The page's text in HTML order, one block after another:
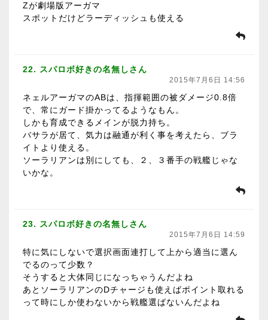
Zが劇場版アーガマ
スポットだけどラーディッシュも使える
22. スパロボ好きの名無しさん
2015年7月6日 14:56
ネェルアーガマのABは、指揮範囲の被ダメージ0.8倍
で、常にガード掛かってるようなもん。
しかも育成できるメインが脱力持ち。
バサラが居て、気力は融通が利く事を考えたら、ブラ
イトより使える。
ソーラリアンは別にしても、２、３番手の戦艦じゃな
いかな。
23. スパロボ好きの名無しさん
2015年7月6日 14:59
特に気にしないで選択画面連打して上から適当に選ん
でるのって少数？
そうすると大体同じになっちゃうんだよね
あとソーラリアンのDチャージも使えばポイント取れる
って時にしか使わないから戦艦選ばないんだよね